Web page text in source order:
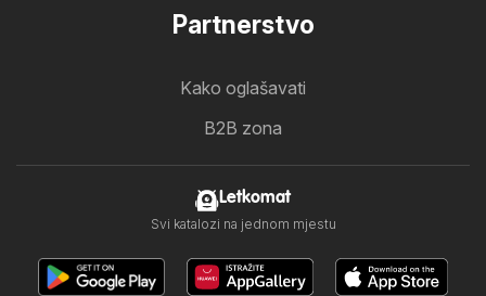
Partnerstvo
Kako oglašavati
B2B zona
Letkomat
Svi katalozi na jednom mjestu